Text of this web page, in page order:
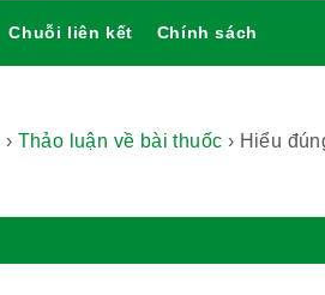
Chuỗi liên kết Chính sách
› Thảo luận về bài thuốc › Hiểu